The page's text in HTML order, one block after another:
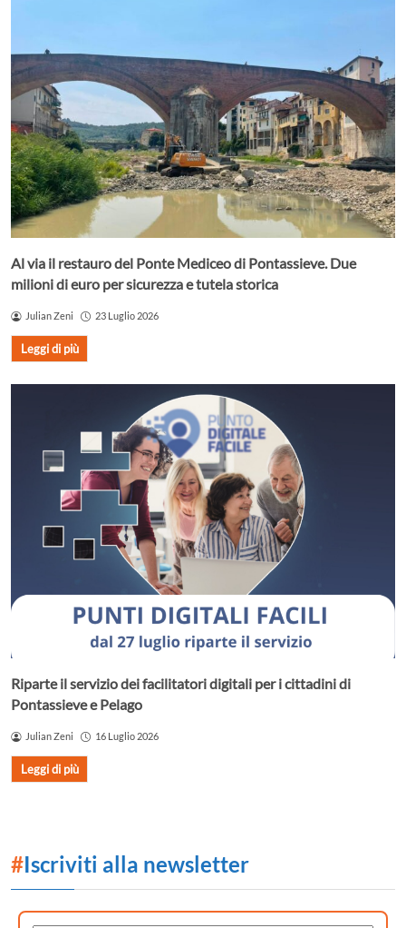
Al via il restauro del Ponte Mediceo di Pontassieve. Due
milioni di euro per sicurezza e tutela storica
Julian Zeni 23 Luglio 2026
Leggi di più
Riparte il servizio dei facilitatori digitali per i cittadini di
Pontassieve e Pelago
Julian Zeni 16 Luglio 2026
Leggi di più
#Iscriviti alla newsletter